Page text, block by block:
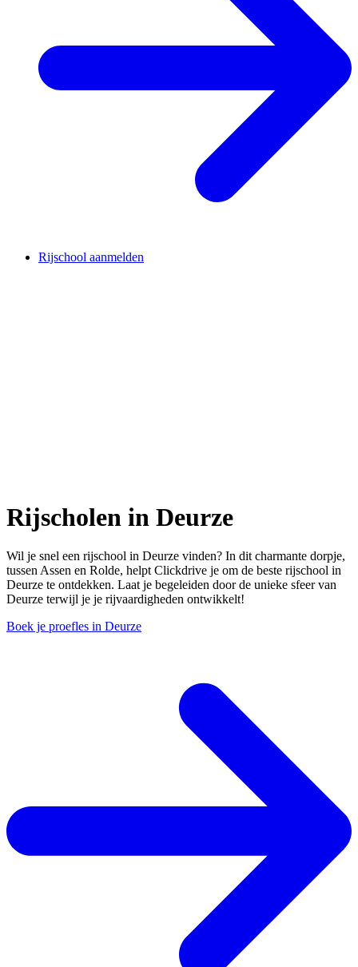
Rijschool aanmelden
Rijscholen in Deurze
Wil je snel een rijschool in Deurze vinden? In dit charmante dorpje,
tussen Assen en Rolde, helpt Clickdrive je om de beste rijschool in
Deurze te ontdekken. Laat je begeleiden door de unieke sfeer van
Deurze terwijl je je rijvaardigheden ontwikkelt!
Boek je proefles in Deurze